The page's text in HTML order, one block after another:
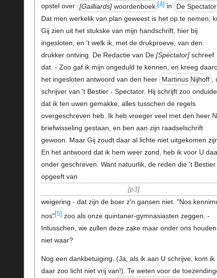
opstel over
Gailliards woordenboek [4] in De Spectator
Dat men werkelik van plan geweest is het op te nemen,
Gij zien uit het stukske van mijn handschrift, hier bij
ingesloten, en 't welk ik, met de drukproeve, van den
drukker ontving. De Redactie van De Spectator schreef
dat. - Zoo gaf ik mijn ongeduld te kennen, en kreeg
het ingesloten antwoord van den heer
Martinus Nijhoff
schrijver van 't Bestier - Spectator. Hij schrijft zoo
dat ik ten uwen gemakke, alles tusschen de regels
overgeschreven heb. Ik heb vroeger veel met den heer
briefwisseling gestaan, en ben aan zijn raadselschrift
gewoon. Maar Gij zoudt daar al lichte niet uitgekomen
En het antwoord dat ik hem weer zond, heb ik voor U
onder geschreven. Want natuurlik, de reden die 't Bestier
opgeeft van
p3
weigering - dat zijn de boer z'n gansen niet. "Nos
nos"[5] zoo als onze quintaner-gymnasiasten zeggen. -
Intusschen, we zullen deze zake maar onder ons
niet waar?
Nog een dankbetuiging. (Ja, als ik aan U schrijve, kom ik
daar zoo licht niet vrij van!). Te weten voor de